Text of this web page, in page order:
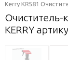
Kerry KR581
KERRY